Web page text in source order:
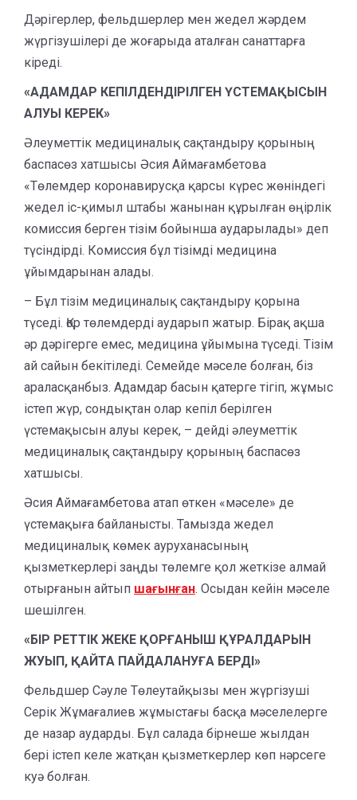
Дәрігерлер, фельдшерлер мен жедел жәрдем
жүргізушілері де жоғарыда аталған санаттарға
кіреді.
«АДАМДАР КЕПІЛДЕНДІРІЛГЕН ҮСТЕМАҚЫСЫН
АЛУЫ КЕРЕК»
Әлеуметтік медициналық сақтандыру қорының
баспасөз хатшысы Әсия Аймағамбетова
«Төлемдер коронавирусқа қарсы күрес жөніндегі
жедел іс-қимыл штабы жанынан құрылған өңірлік
комиссия берген тізім бойынша аударылады» деп
түсіндірді. Комиссия бұл тізімді медицина
ұйымдарынан алады.
– Бұл тізім медициналық сақтандыру қорына
түседі. Қор төлемдерді аударып жатыр. Бірақ ақша
әр дәрігерге емес, медицина ұйымына түседі. Тізім
ай сайын бекітіледі. Семейде мәселе болған, біз
араласқанбыз. Адамдар басын қатерге тігіп, жұмыс
істеп жүр, сондықтан олар кепіл берілген
үстемақысын алуы керек, – дейді әлеуметтік
медициналық сақтандыру қорының баспасөз
хатшысы.
Әсия Аймағамбетова атап өткен «мәселе» де
үстемақыға байланысты. Тамызда жедел
медициналық көмек ауруханасының
қызметкерлері заңды төлемге қол жеткізе алмай
отырғанын айтып шағынған. Осыдан кейін мәселе
шешілген.
«БІР РЕТТІК ЖЕКЕ ҚОРҒАНЫШ ҚҰРАЛДАРЫН
ЖУЫП, ҚАЙТА ПАЙДАЛАНУҒА БЕРДІ»
Фельдшер Сәуле Төлеутайқызы мен жүргізуші
Серік Жұмағалиев жұмыстағы басқа мәселелерге
де назар аударды. Бұл салада бірнеше жылдан
бері істеп келе жатқан қызметкерлер көп нәрсеге
куә болған.